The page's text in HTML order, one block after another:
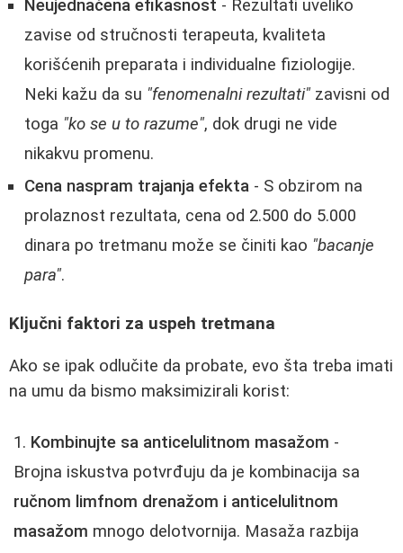
Neujednačena efikasnost - Rezultati uveliko
zavise od stručnosti terapeuta, kvaliteta
korišćenih preparata i individualne fiziologije.
Neki kažu da su "fenomenalni rezultati" zavisni od
toga "ko se u to razume", dok drugi ne vide
nikakvu promenu.
Cena naspram trajanja efekta - S obzirom na
prolaznost rezultata, cena od 2.500 do 5.000
dinara po tretmanu može se činiti kao "bacanje
para".
Ključni faktori za uspeh tretmana
Ako se ipak odlučite da probate, evo šta treba imati
na umu da bismo maksimizirali korist:
Kombinujte sa anticelulitnom masažom -
Brojna iskustva potvrđuju da je kombinacija sa
ručnom limfnom drenažom i anticelulitnom
masažom mnogo delotvornija. Masaža razbija